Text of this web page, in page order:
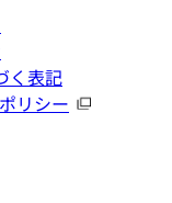
く表記
リシー